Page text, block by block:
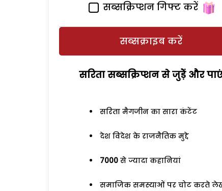
सब्सक्रिप्शन गिफ्ट करें
सब्सक्राइब करें
सरिता सब्सक्रिप्शन से जुड़ेें और
सरिता मैगजीन का सारा कंटेंट
देश विदेश के राजनैतिक मुद्दे
7000 से ज्यादा कहानियां
समाजिक समस्याओं पर चोट करते